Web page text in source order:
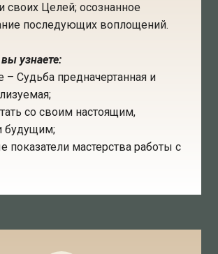
своих Целей; осознанное
последующих воплощений.
узнаете:
– Судьба предначертанная и
со своим настоящим,
будущим;
показатели мастерства работы с